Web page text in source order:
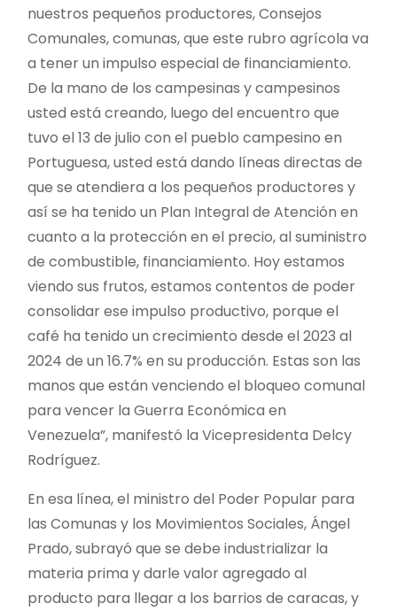
nuestros pequeños productores, Consejos
Comunales, comunas, que este rubro agrícola va
a tener un impulso especial de financiamiento.
De la mano de los campesinas y campesinos
usted está creando, luego del encuentro que
tuvo el 13 de julio con el pueblo campesino en
Portuguesa, usted está dando líneas directas de
que se atendiera a los pequeños productores y
así se ha tenido un Plan Integral de Atención en
cuanto a la protección en el precio, al suministro
de combustible, financiamiento. Hoy estamos
viendo sus frutos, estamos contentos de poder
consolidar ese impulso productivo, porque el
café ha tenido un crecimiento desde el 2023 al
2024 de un 16.7% en su producción. Estas son las
manos que están venciendo el bloqueo comunal
para vencer la Guerra Económica en
Venezuela”, manifestó la Vicepresidenta Delcy
Rodríguez.
En esa línea, el ministro del Poder Popular para
las Comunas y los Movimientos Sociales, Ángel
Prado, subrayó que se debe industrializar la
materia prima y darle valor agregado al
producto para llegar a los barrios de caracas, y